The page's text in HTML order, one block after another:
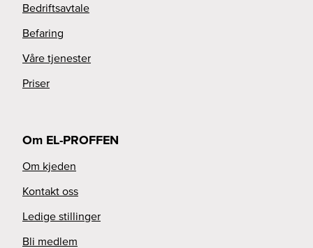
Bedriftsavtale
Befaring
Våre tjenester
Priser
Om EL-PROFFEN
Om kjeden
Kontakt oss
Ledige stillinger
Bli medlem